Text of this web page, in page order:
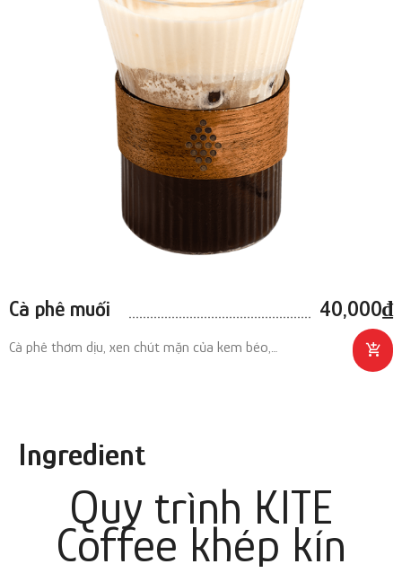
Cà phê muối 40,000₫
Cà phê thơm dịu, xen chút mặn của kem béo,…
Ingredient
Quy trình KITE
Coffee khép kín